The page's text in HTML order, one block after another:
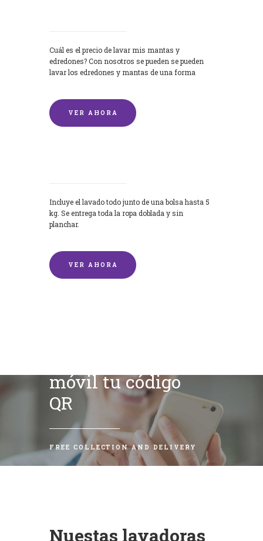
Cuál es el precio de lavar mis mantas y
edredones? Con nosotros se pueden se pueden
lavar los edredones y mantas de una forma
VER AHORA
Incluye el lavado todo junto de una bolsa hasta 5
kg. Se entrega toda la ropa doblada y sin
planchar.
VER AHORA
móvil tu código
QR
FREE COLLECTION AND DELIVERY
Nuestas lavadoras